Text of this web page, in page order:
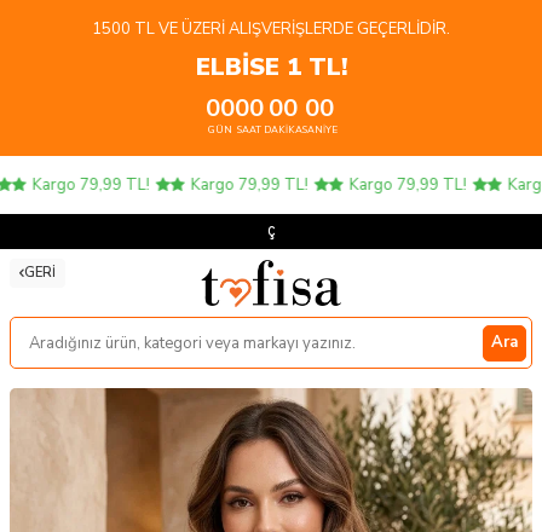
1500 TL VE ÜZERI ALIŞVERIŞLERDE GEÇERLIDIR.
ELBİSE 1 TL!
00
GÜN
00
SAAT
00
DAKIKA
00
SANIYE
Kargo 79,99 TL! Kargo 79,99 TL! Kargo 79,99 TL! Kargo
Çocu
GERI
Ara